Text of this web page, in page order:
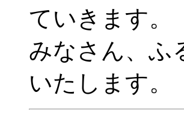
ていきます。
みなさん、ふ
いたします。